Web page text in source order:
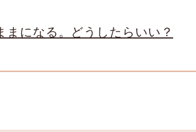
まになる。どうしたらいい？